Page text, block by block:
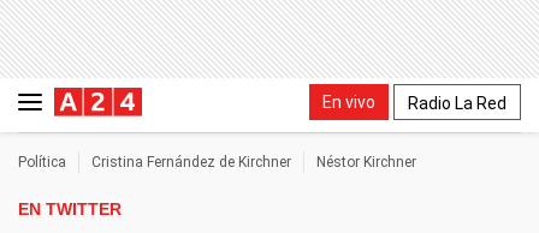
En vivo Radio La Red
Política Cristina Fernández de Kirchner Néstor Kirchner
EN TWITTER